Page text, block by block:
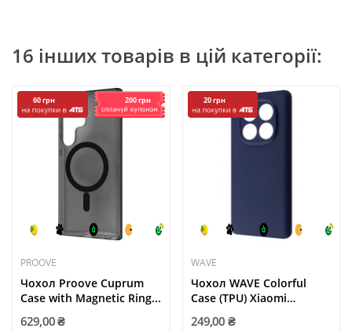
16 інших товарів в цій категорії:
60 грн 200 грн
PROOVE
Чохол Proove Cuprum
Case with Magnetic Ring...
629,00 ₴
20 грн
WAVE
Чохол WAVE Colorful
Case (TPU) Xiaomi
249,00 ₴